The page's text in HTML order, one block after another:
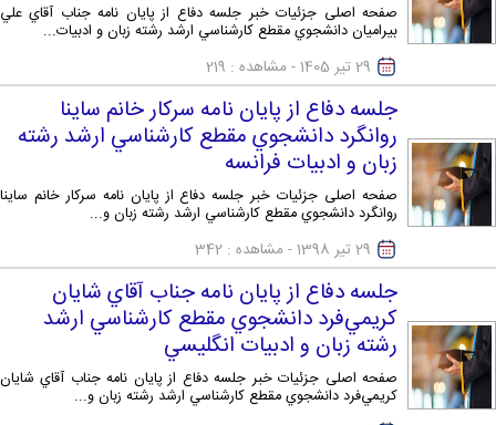
صفحه اصلی جزئیات خبر جلسه دفاع از پايان نامه جناب آقاي علي
بيراميان دانشجوي مقطع كارشناسي ارشد رشته زبان و ادبيات...
29 تیر 1405 - مشاهده : 219
جلسه دفاع از پايان نامه سركار خانم ساينا
روانگرد دانشجوي مقطع كارشناسي ارشد رشته
زبان و ادبيات فرانسه
صفحه اصلی جزئیات خبر جلسه دفاع از پايان نامه سركار خانم ساينا
روانگرد دانشجوي مقطع كارشناسي ارشد رشته زبان و...
29 تیر 1398 - مشاهده : 342
جلسه دفاع از پايان نامه جناب آقاي شايان
كريمي‌فرد دانشجوي مقطع كارشناسي ارشد
رشته زبان و ادبيات انگليسي
صفحه اصلی جزئیات خبر جلسه دفاع از پايان نامه جناب آقاي شايان
كريمي‌فرد دانشجوي مقطع كارشناسي ارشد رشته زبان و...